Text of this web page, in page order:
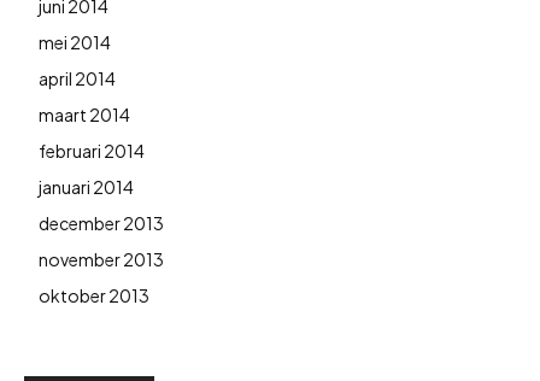
juni 2014
mei 2014
april 2014
maart 2014
februari 2014
januari 2014
december 2013
november 2013
oktober 2013